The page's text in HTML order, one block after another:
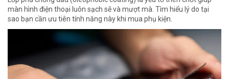
màn hình điện thoại luôn sạch sẽ và mượt mà. Tìm hiểu lý do tại
sao bạn cần ưu tiên tính năng này khi mua phụ kiện.